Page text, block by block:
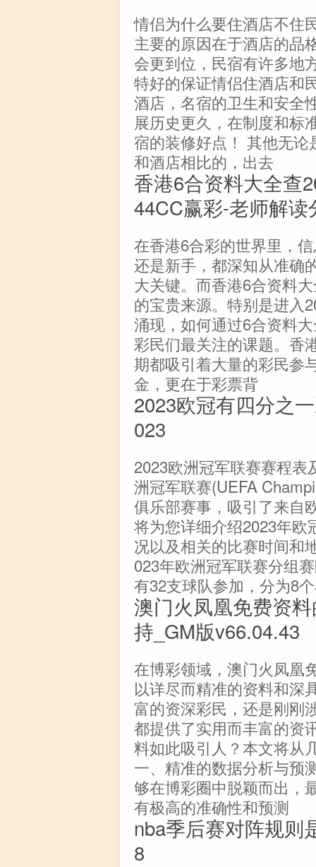
情侣为什么要住酒店不住
主要的原因在于酒店的品
会更到位，民宿有许多地
特好的保证情侣住酒店和
酒店，名宿的卫生和安全
展历史更久，在制度和标
宿的装修好点！ 其他无
和酒店相比的，出去
香港6合资料大全查
44CC赢彩-老师解
在香港6合彩的世界里，
还是新手，都深知从准确
大关键。而香港6合资料
的宝贵来源。特别是进入
涌现，如何通过6合资料
彩民们最关注的课题。香
期都吸引着大量的彩民参
金，更在于彩票背
2023欧冠有四分之
023
2023欧洲冠军联赛赛程
洲冠军联赛(UEFA
俱乐部赛事，吸引了来自
将为您详细介绍2023年
况以及相关的比赛时间和
023年欧洲冠军联赛分组
有32支球队参加，分为8
澳门火凤凰免费资
持_GM版v66.04.43
在博彩领域，澳门火凤凰
以详尽而精准的资料和深
富的资深彩民，还是刚刚
都提供了实用而丰富的资
料如此吸引人？本文将从
一、精准的数据分析与预
够在博彩圈中脱颖而出，
有极高的准确性和预测
nba季后赛对阵规则
8